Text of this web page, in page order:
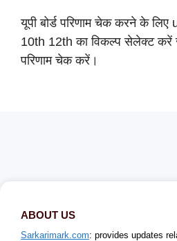
यूपी बोर्ड परिणाम चेक करने के
10th 12th का विकल्प सेलेक्ट करें
परिणाम चेक करें।
ABOUT US
Sarkarimark.com: provides updates